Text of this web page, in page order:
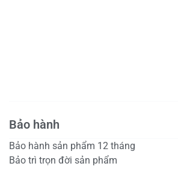
Bảo hành
Bảo hành sản phẩm 12 tháng
Bảo trì trọn đời sản phẩm